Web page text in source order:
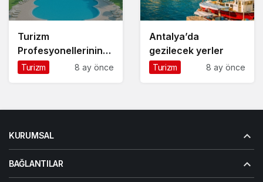
Turizm
Profesyonellerinin
Yeni Buluşma
Turizm 8 ay önce
Antalya’da
gezilecek yerler
Turizm 8 ay önce
KURUMSAL
BAĞLANTILAR